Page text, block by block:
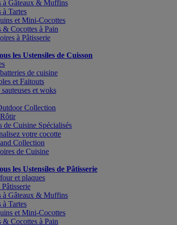
à Gâteaux & Muffins
à Tartes
et Mini-Cocottes
& Cocottes à Pain
à Pâtisserie
les Ustensiles de Cuisson
de cuisine
et Faitouts
sauteuses et woks
Collection
de Cuisine Spécialisés
votre cocotte
Collection
de Cuisine
les Ustensiles de Pâtisserie
et plaques
Pâtisserie
à Gâteaux & Muffins
à Tartes
et Mini-Cocottes
& Cocottes à Pain